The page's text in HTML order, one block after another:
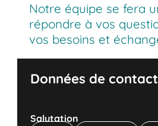
Notre équipe se fera
répondre à vos
vos besoins et
Données de contact
Salutation